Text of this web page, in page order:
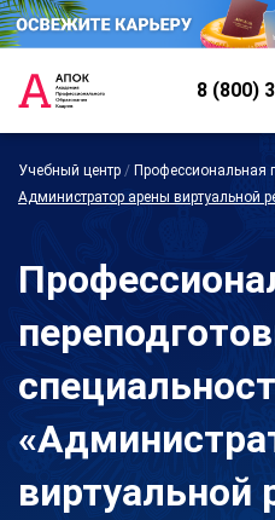
8 (800)
Учебный центр / Профессиональная
Администратор арены виртуальной
виртуальной